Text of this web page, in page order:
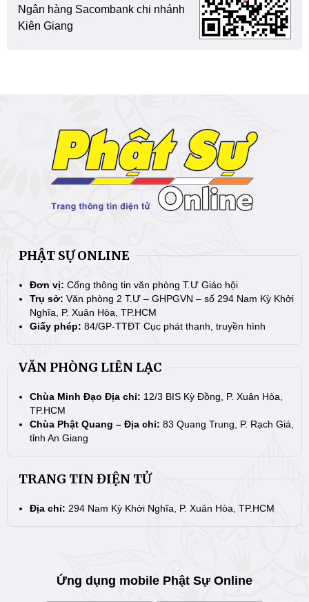
Ngân hàng Sacombank chi nhánh
Kiên Giang
PHẬT SỰ ONLINE
Đơn vị: Cổng thông tin văn phòng T.Ư Giáo hội
Trụ sở: Văn phòng 2 T.Ư – GHPGVN – số 294 Nam Kỳ Khởi
Nghĩa, P. Xuân Hòa, TP.HCM
Giấy phép: 84/GP-TTĐT Cục phát thanh, truyền hình
VĂN PHÒNG LIÊN LẠC
Chùa Minh Đạo Địa chỉ: 12/3 BIS Kỳ Đồng, P. Xuân Hòa,
TP.HCM
Chùa Phật Quang – Địa chỉ: 83 Quang Trung, P. Rạch Giá,
tỉnh An Giang
TRANG TIN ĐIỆN TỬ
Địa chỉ: 294 Nam Kỳ Khởi Nghĩa, P. Xuân Hòa, TP.HCM
Ứng dụng mobile Phật Sự Online